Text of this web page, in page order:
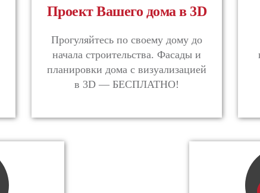
Проект Вашего дома в 3D
Прогуляйтесь по своему дому до
начала строительства. Фасады и
планировки дома с визуализацией
в 3D — БЕСПЛАТНО!